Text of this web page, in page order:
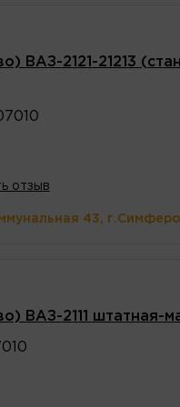
ВАЗ-2121-21213
отзыв
43,
ВАЗ-2111 штатная-